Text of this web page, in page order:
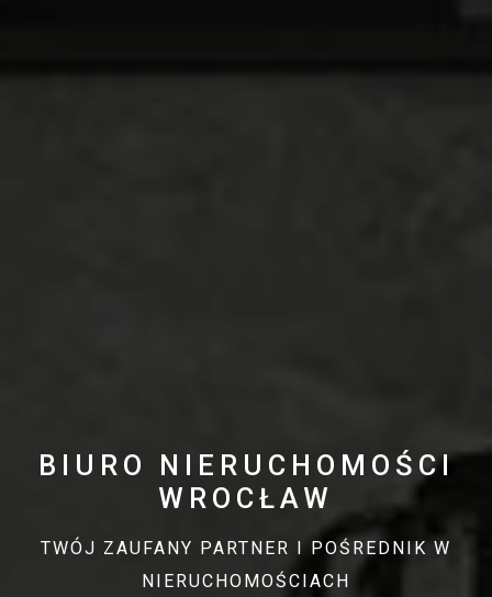
BIURO NIERUCHOMOŚCI
WROCŁAW
TWÓJ ZAUFANY PARTNER I POŚREDNIK W
NIERUCHOMOŚCIACH